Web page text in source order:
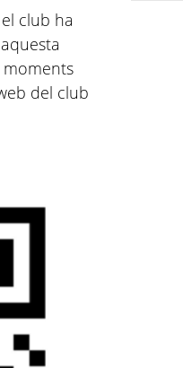
club ha
moments
del club